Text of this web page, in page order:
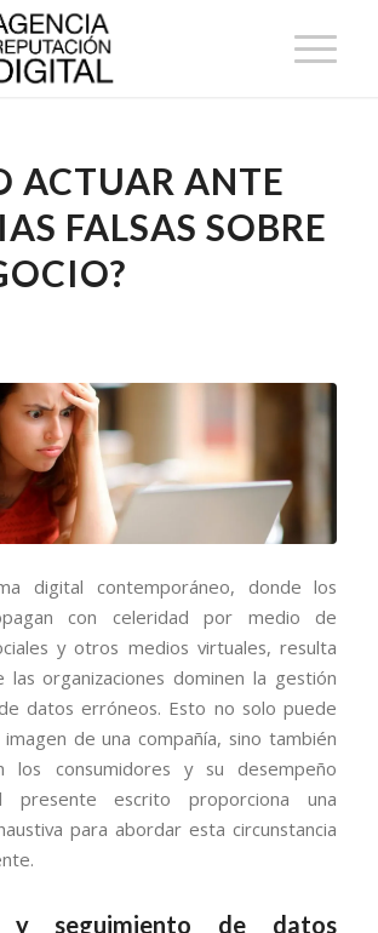
ACTUAR ANTE
FALSAS SOBRE
digital contemporáneo, donde los
con celeridad por medio de
y otros medios virtuales, resulta
las organizaciones dominen la gestión
datos erróneos. Esto no solo puede
de una compañía, sino también
los consumidores y su desempeño
presente escrito proporciona una
para abordar esta circunstancia
y seguimiento de datos